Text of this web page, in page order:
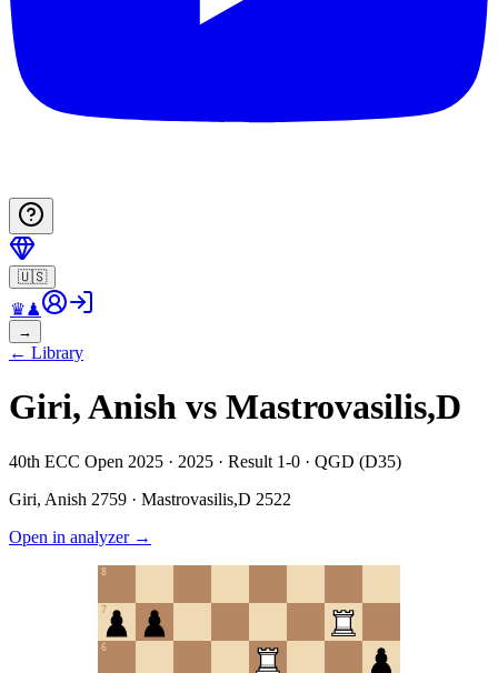
🇺🇸
♛♟
→
← Library
Giri, Anish vs Mastrovasilis,D
40th ECC Open 2025 · 2025 · Result 1-0 · QGD (D35)
Giri, Anish 2759 · Mastrovasilis,D 2522
Open in analyzer→
6
7
8